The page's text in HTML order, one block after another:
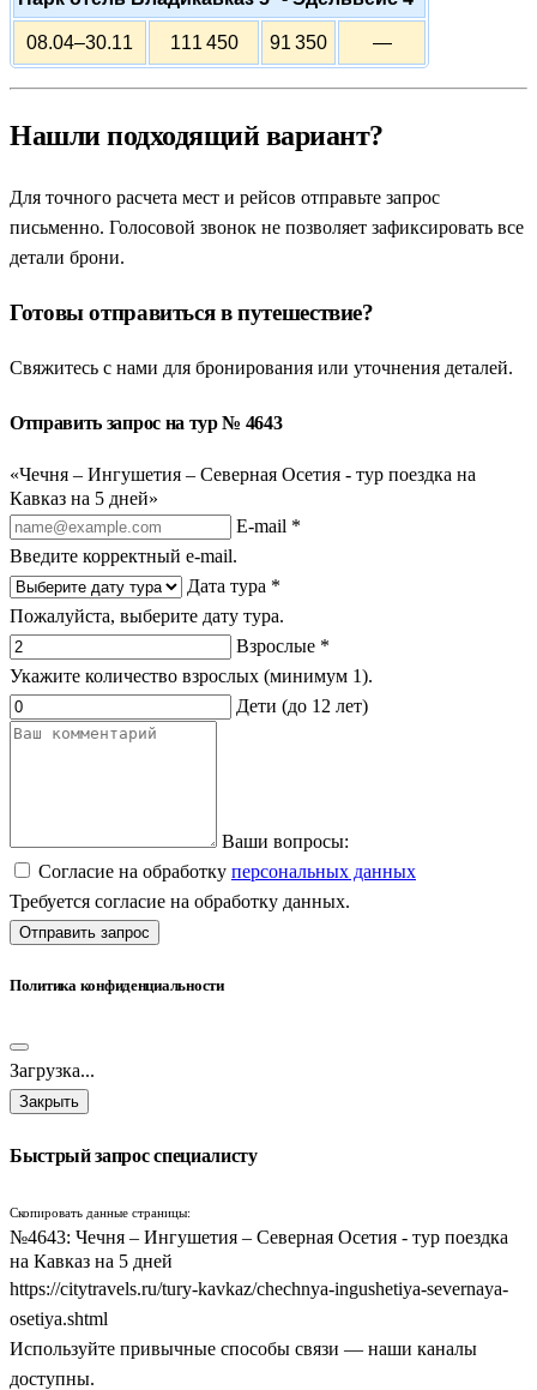
08.04–30.11 111 450 91 350 —
Нашли подходящий вариант?
Для точного расчета мест и рейсов отправьте запрос
письменно. Голосовой звонок не позволяет зафиксировать все
детали брони.
Готовы отправиться в путешествие?
Свяжитесь с нами для бронирования или уточнения деталей.
Отправить запрос на тур № 4643
«Чечня – Ингушетия – Северная Осетия - тур поездка на
Кавказ на 5 дней»
E-mail *
Введите корректный e-mail.
Дата тура *
Пожалуйста, выберите дату тура.
Взрослые *
Укажите количество взрослых (минимум 1).
Дети (до 12 лет)
Ваши вопросы:
Согласие на обработку персональных данных
Требуется согласие на обработку данных.
Отправить запрос
Политика конфиденциальности
Загрузка...
Закрыть
Быстрый запрос специалисту
Скопировать данные страницы:
№4643: Чечня – Ингушетия – Северная Осетия - тур поездка
на Кавказ на 5 дней
https://citytravels.ru/tury-kavkaz/chechnya-ingushetiya-severnaya-
osetiya.shtml
Используйте привычные способы связи — наши каналы
доступны.